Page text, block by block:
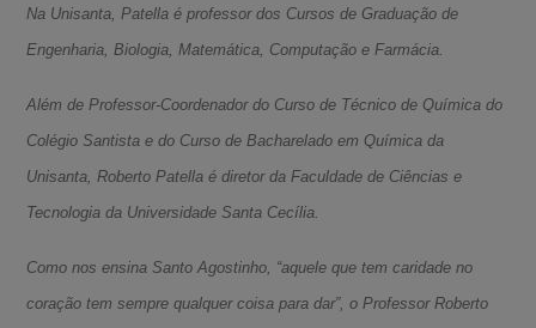
Na Unisanta, Patella é professor dos Cursos de Graduação de
Engenharia, Biologia, Matemática, Computação e Farmácia.
Além de Professor-Coordenador do Curso de Técnico de Química do
Colégio Santista e do Curso de Bacharelado em Química da
Unisanta, Roberto Patella é diretor da Faculdade de Ciências e
Tecnologia da Universidade Santa Cecília.
Como nos ensina Santo Agostinho, “aquele que tem caridade no
coração tem sempre qualquer coisa para dar”, o Professor Roberto